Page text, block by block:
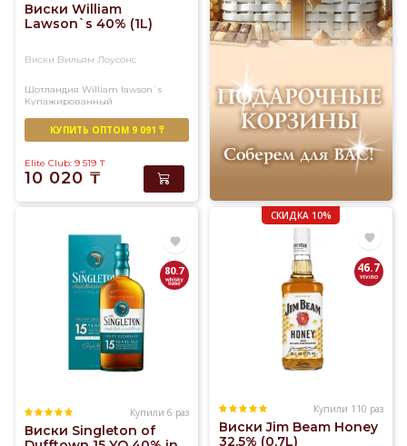
Виски William
Lawson`s 40% (1L)
Виски Вильям Лоусонс
Шотландия William lawson`s
Купажированный
КУПИТЬ ОПТОМ 9 091 ₸
Elite Club: 9 519 ₸
10 020 ₸
80.7
Купили 6 раз
Виски Singleton of
СКИДКА 10%
46.7
Купили 110 раз
Виски Jim Beam Honey
32,5% (0,7L)